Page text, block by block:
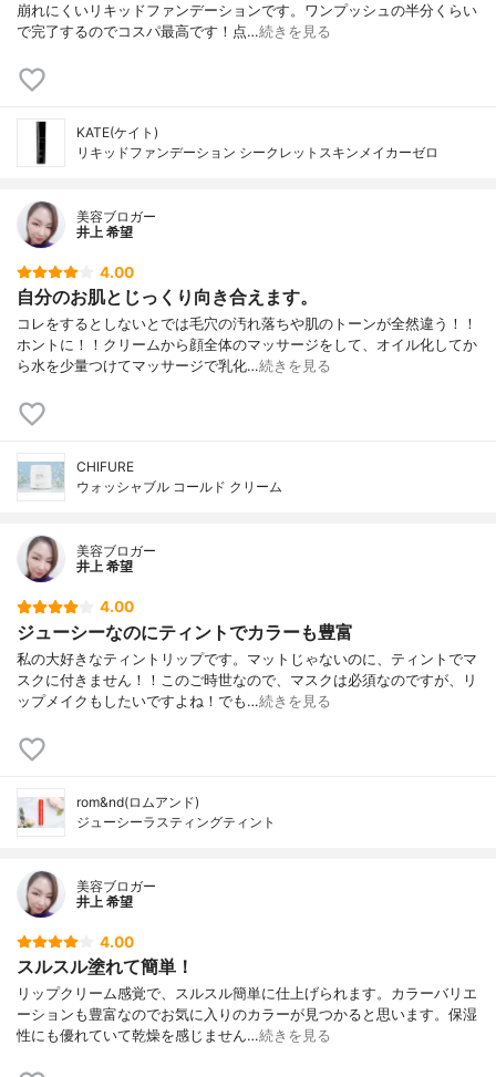
崩れにくいリキッドファンデーションです。ワンプッシュの半分くらい
で完了するのでコスパ最高です！点…続きを見る
KATE(ケイト)
リキッドファンデーション シークレットスキンメイカーゼロ
美容ブロガー
井上 希望
4.00
自分のお肌とじっくり向き合えます。
コレをするとしないとでは毛穴の汚れ落ちや肌のトーンが全然違う！！
ホントに！！クリームから顔全体のマッサージをして、オイル化してか
ら水を少量つけてマッサージで乳化…続きを見る
CHIFURE
ウォッシャブル コールド クリーム
美容ブロガー
井上 希望
4.00
ジューシーなのにティントでカラーも豊富
私の大好きなティントリップです。マットじゃないのに、ティントでマ
スクに付きません！！このご時世なので、マスクは必須なのですが、リ
ップメイクもしたいですよね！でも…続きを見る
rom&nd(ロムアンド)
ジューシーラスティングティント
美容ブロガー
井上 希望
4.00
スルスル塗れて簡単！
リップクリーム感覚で、スルスル簡単に仕上げられます。カラーバリエ
ーションも豊富なのでお気に入りのカラーが見つかると思います。保湿
性にも優れていて乾燥を感じません…続きを見る